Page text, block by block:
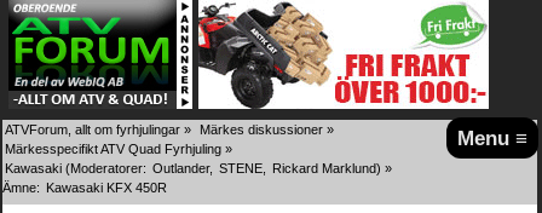
Menu ≡
ATVForum, allt om fyrhjulingar » Märkes diskussioner »
Märkesspecifikt ATV Quad Fyrhjuling »
Kawasaki (Moderatorer: Outlander, STENE Rickard Marklund) »
Ämne: Kawasaki KFX 450R